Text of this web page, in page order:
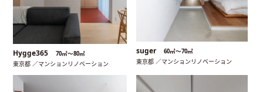
Hygge365 70㎡〜80㎡
東京都 ／マンションリノベーション
suger 60㎡〜70㎡
東京都 ／マンションリノベーション